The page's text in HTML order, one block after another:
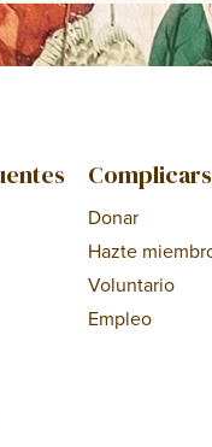
Donar
Hazte
Voluntario
Empleo